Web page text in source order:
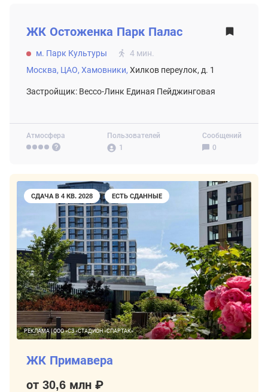
Атмосфера
Пользователей
1
Сообщений
0
ЖК Остоженка Парк Палас
м. Парк Культуры
4 мин.
Москва, ЦАО, Хамовники, Хилков переулок, д. 1
Застройщик: Вессо-Линк Единая Пейджинговая
СДАЧА В 4 КВ. 2028 ЕСТЬ СДАННЫЕ
РЕКЛАМА | ООО «СЗ «СТАДИОН «СПАРТАК»
ЖК Примавера
от 30,6 млн ₽